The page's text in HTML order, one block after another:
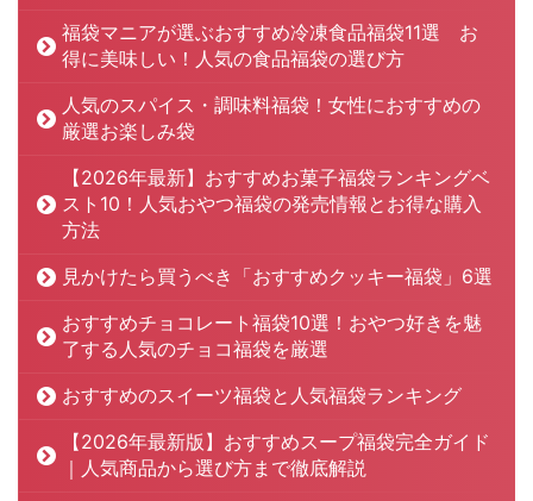
福袋マニアが選ぶおすすめ冷凍食品福袋11選 お
得に美味しい！人気の食品福袋の選び方
人気のスパイス・調味料福袋！女性におすすめの
厳選お楽しみ袋
【2026年最新】おすすめお菓子福袋ランキングベ
スト10！人気おやつ福袋の発売情報とお得な購入
方法
見かけたら買うべき「おすすめクッキー福袋」6選
おすすめチョコレート福袋10選！おやつ好きを魅
了する人気のチョコ福袋を厳選
おすすめのスイーツ福袋と人気福袋ランキング
【2026年最新版】おすすめスープ福袋完全ガイド
｜人気商品から選び方まで徹底解説